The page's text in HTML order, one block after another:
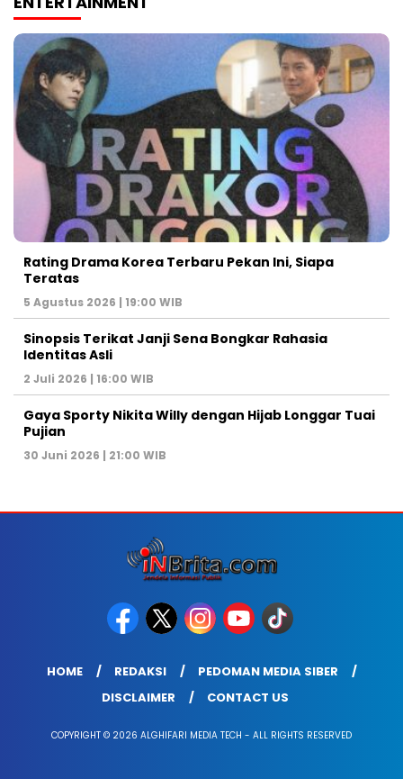
Rating Drama Korea Terbaru Pekan Ini, Siapa
Teratas
5 Agustus 2026 | 19:00 WIB
Sinopsis Terikat Janji Sena Bongkar Rahasia
Identitas Asli
2 Juli 2026 | 16:00 WIB
Gaya Sporty Nikita Willy dengan Hijab Longgar Tuai
Pujian
30 Juni 2026 | 21:00 WIB
HOME REDAKSI
PEDOMAN MEDIA SIBER
DISCLAIMER
CONTACT US
COPYRIGHT © 2026 ALGHIFARI MEDIA TECH - ALL RIGHTS RESERVED